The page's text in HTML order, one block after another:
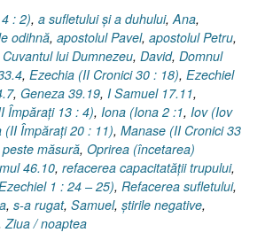
4 : 2), a sufletului şi a duhului,Ana,
odihnă, apostolul Pavel, apostolul Petru,
Cuvantul lui Dumnezeu, David, Domnul
, Ezechia (II Cronici 30 : 18), Ezechiel
, Geneza 39.19, I Samuel 17.11,
Împăraţi 13 : 4), Iona (Iona 2 :1, Iov (Iov
(II Împăraţi 20 : 11), Manase (II Cronici 33
măsură, Oprirea (încetarea)
46.10, refacerea capacitatăţii trupului,
1 : 24 – 25), Refacerea sufletului,
, s-a rugat, Samuel, ştirile negative,
Ziua / noaptea